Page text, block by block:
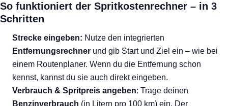
So funktioniert der Spritkostenrechner – in 3
Schritten
Strecke eingeben: Nutze den integrierten
Entfernungsrechner und gib Start und Ziel ein – wie bei
einem Routenplaner. Wenn du die Entfernung schon
kennst, kannst du sie auch direkt eingeben.
Verbrauch & Spritpreis angeben: Trage deinen
Benzinverbrauch (in Litern pro 100 km) ein. Der